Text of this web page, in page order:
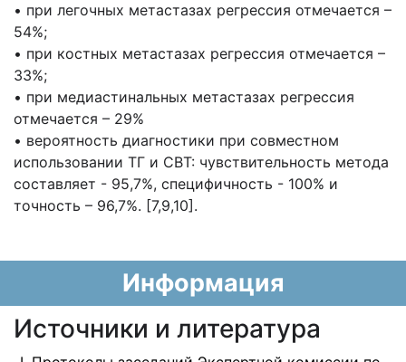
• при легочных метастазах регрессия отмечается –
54%;
• при костных метастазах регрессия отмечается –
33%;
• при медиастинальных метастазах регрессия
отмечается – 29%
• вероятность диагностики при совместном
использовании ТГ и СВТ: чувствительность метода
составляет - 95,7%, специфичность - 100% и
точность – 96,7%. [7,9,10].
Информация
Источники и литература